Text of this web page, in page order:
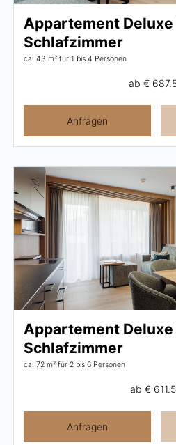
Appartement Deluxe
Schlafzimmer
ca. 43 m² für 1 bis 4 Personen
ab €
Anfragen
Appartement
Schlafzimmer
ca. 72 m² für 2 bis 6 Personen
ab €
Anfragen